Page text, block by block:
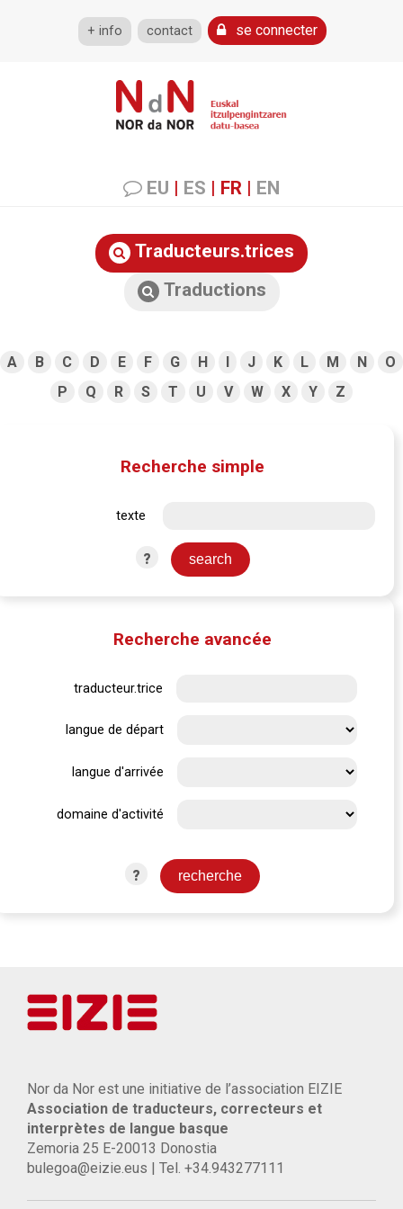
+ info contact se connecter
EU | ES | FR | EN
Traducteurs.trices
Traductions
A B C D E F G H I J K L M N
O
P
Q R S T U V W X Y Z
Recherche simple
texte
?
Recherche avancée
traducteur.trice
langue de départ
langue d'arrivée
domaine d'activité
?
Nor da Nor est une initiative de l’association EIZIE
Association de traducteurs, correcteurs et
interprètes de langue basque
Zemoria 25 E-20013 Donostia
bulegoa@eizie.eus | Tel. +34.943277111